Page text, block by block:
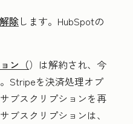
除します。HubSpotの
ン（）は解約され、今
Stripeを決済処理オプ
ブスクリプションを再
ブスクリプションは、